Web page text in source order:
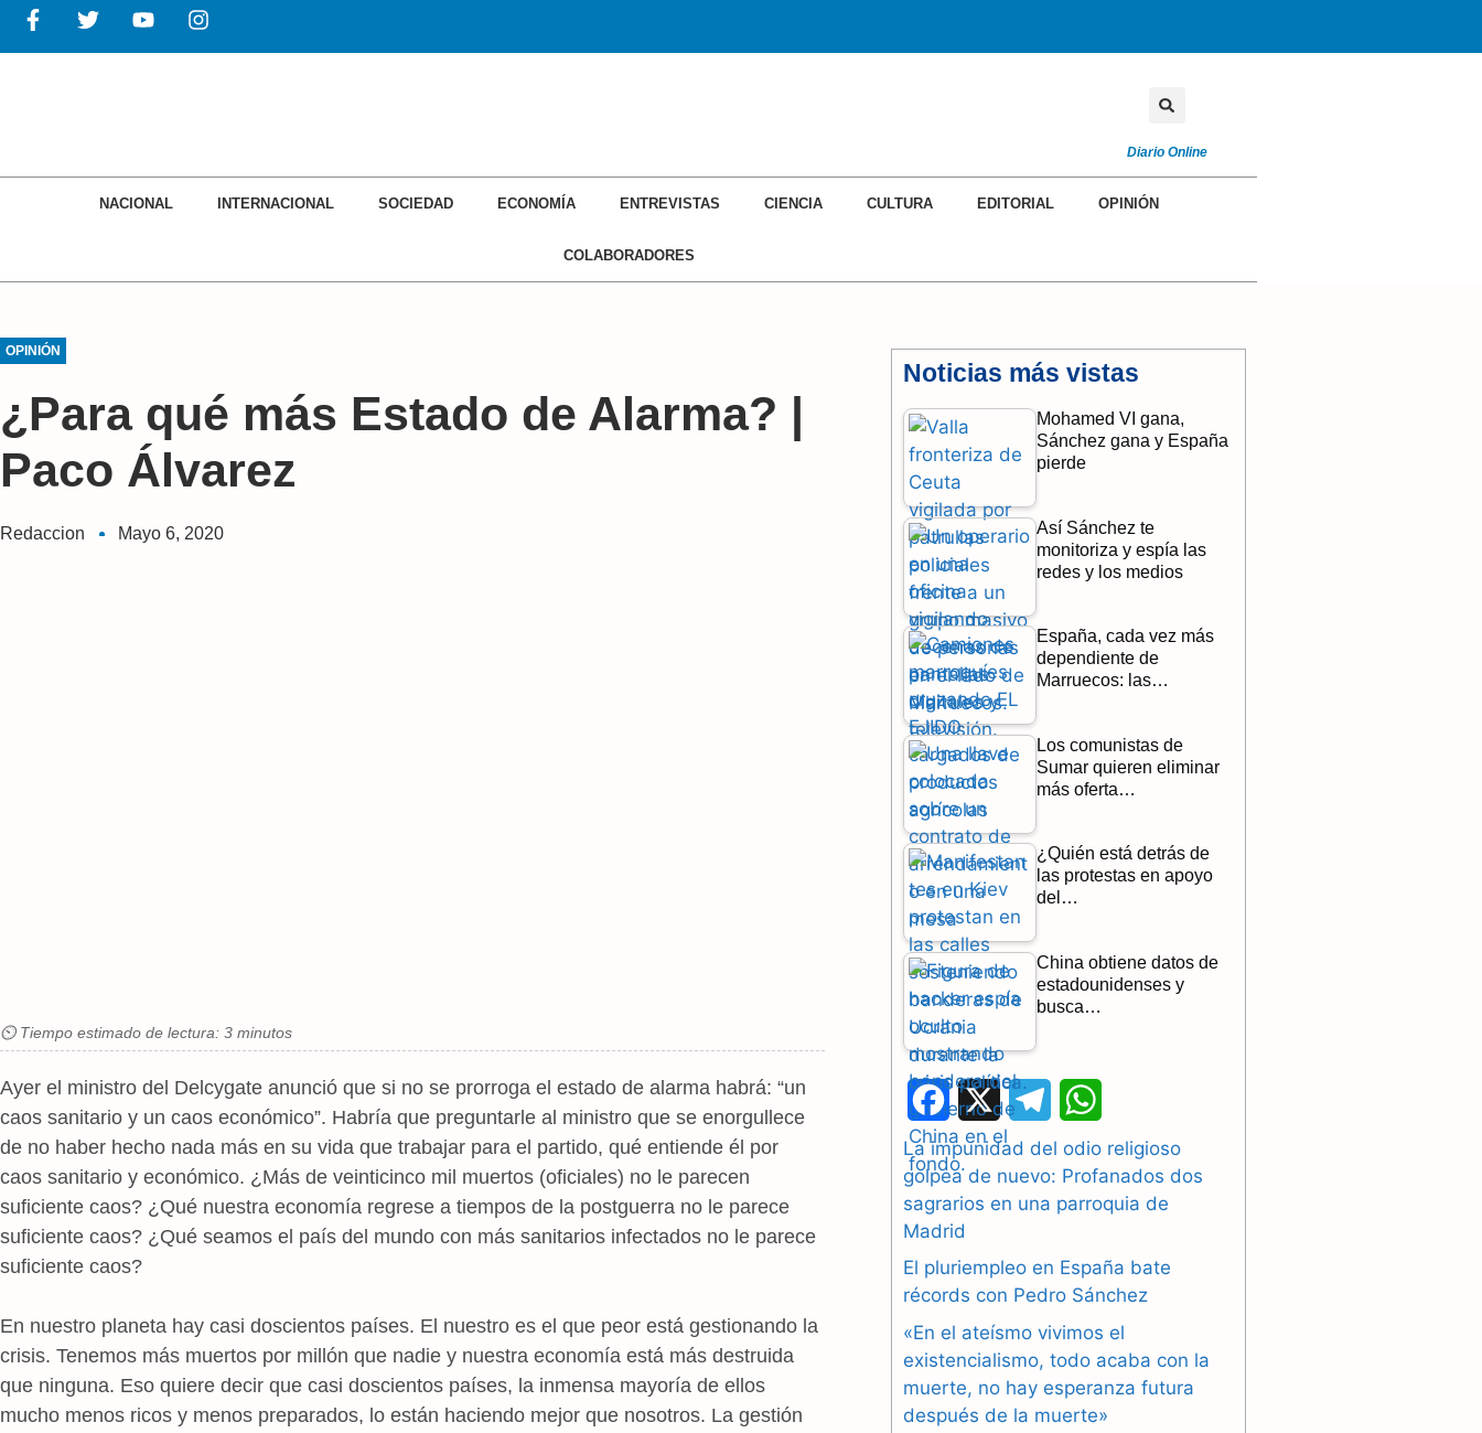
Diario Online
NACIONAL INTERNACIONAL SOCIEDAD ECONOMÍA ENTREVISTAS CIENCIA CULTURA EDITORIAL OPINIÓN
COLABORADORES
OPINIÓN
¿Para qué más Estado de Alarma? |
Paco Álvarez
Redaccion Mayo 6, 2020
⏲ Tiempo estimado de lectura: 3 minutos
Ayer el ministro del Delcygate anunció que si no se prorroga el estado de alarma habrá: “un
caos sanitario y un caos económico”. Habría que preguntarle al ministro que se enorgullece
de no haber hecho nada más en su vida que trabajar para el partido, qué entiende él por
caos sanitario y económico. ¿Más de veinticinco mil muertos (oficiales) no le parecen
suficiente caos? ¿Qué nuestra economía regrese a tiempos de la postguerra no le parece
suficiente caos? ¿Qué seamos el país del mundo con más sanitarios infectados no le parece
suficiente caos?
En nuestro planeta hay casi doscientos países. El nuestro es el que peor está gestionando la
crisis. Tenemos más muertos por millón que nadie y nuestra economía está más destruida
que ninguna. Eso quiere decir que casi doscientos países, la inmensa mayoría de ellos
mucho menos ricos y menos preparados, lo están haciendo mejor que nosotros. La gestión
Noticias más vistas
Mohamed VI gana,
Sánchez gana y España
pierde
Así Sánchez te
monitoriza y espía las
redes y los medios
España, cada vez más
dependiente de
Marruecos: las…
Los comunistas de
Sumar quieren eliminar
más oferta…
¿Quién está detrás de
las protestas en apoyo
del…
China obtiene datos de
estadounidenses y
busca…
F
a
c
e
b
o
o
k
X
e
l
g
r
a
m
h
a
s
A
p
p
La impunidad del odio religioso
golpea de nuevo: Profanados dos
sagrarios en una parroquia de
Madrid
El pluriempleo en España bate
récords con Pedro Sánchez
«En el ateísmo vivimos el
existencialismo, todo acaba con la
muerte, no hay esperanza futura
después de la muerte»